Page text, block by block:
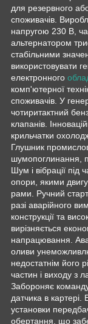
для резервного
споживачів.
напругою 230 В,
альтернатором
стабільними
використовувати
електронного
комп'ютерної
споживачів. У
чотиритактний
клапанів.
крильчатки
Глушник
шумопоглинання,
Шум і вібрації
опори, якими
рами. Ручний
разі аварійного
конструкції та
вирізняється
напрацювання.
оливи
недостатнім його
частин і виходу з
Забороняє
датчика в
установки
обертання, що